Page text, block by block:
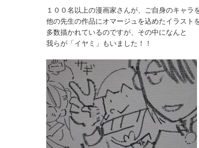
１００名以上の漫画家さんが、ご自身のキャラ
他の先生の作品にオマージュを込めたイラスト
多数描かれているのですが、その中になんと
我らが「イヤミ」もいました！！